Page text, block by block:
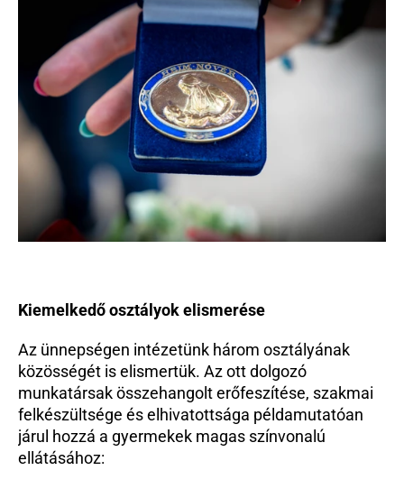
Kiemelkedő osztályok elismerése
Az ünnepségen intézetünk három osztályának
közösségét is elismertük. Az ott dolgozó
munkatársak összehangolt erőfeszítése, szakmai
felkészültsége és elhivatottsága példamutatóan
járul hozzá a gyermekek magas színvonalú
ellátásához: